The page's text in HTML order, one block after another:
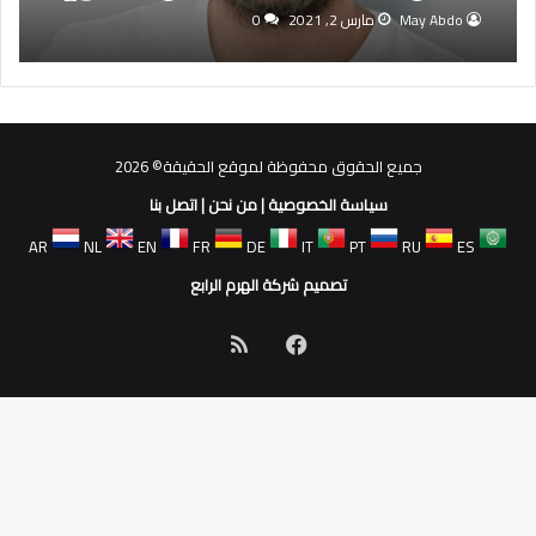
May Abdo مارس 2, 2021 0
جميع الحقوق محفوظة لموقع الحقيقة© 2026
سياسة الخصوصية|من نحن|اتصل بنا
AR
NL EN FR DE IT PT RU
ES
تصميم شركة الهرم الرابع
فيسبوك
الموقع